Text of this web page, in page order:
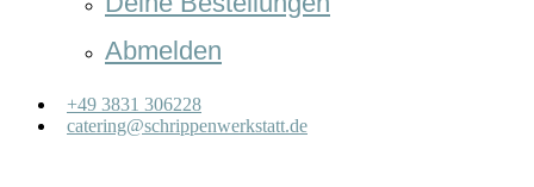
Abmelden
+49 3831 306228
catering@schrippenwerkstatt.de